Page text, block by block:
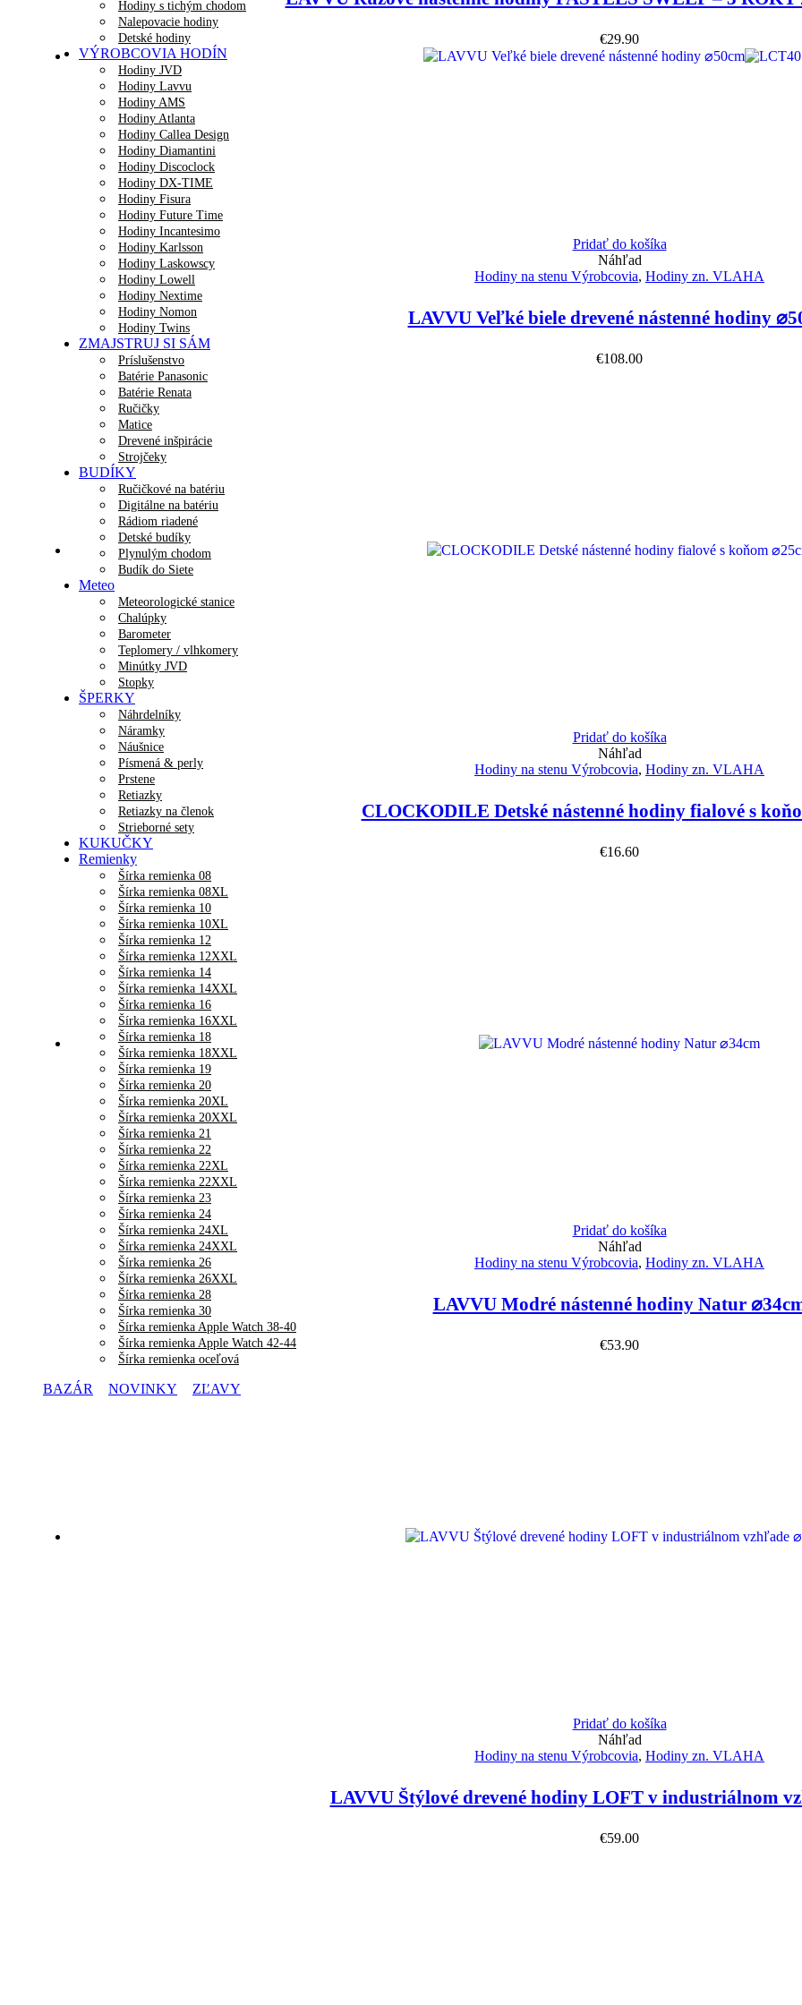
Hodiny s tichým chodom
Nalepovacie hodiny
Detské hodiny
VÝROBCOVIA HODÍN
Hodiny JVD
Hodiny Lavvu
Hodiny AMS
Hodiny Atlanta
Hodiny Callea Design
Hodiny Diamantini
Hodiny Discoclock
Hodiny DX-TIME
Hodiny Fisura
Hodiny Future Time
Hodiny Incantesimo
Hodiny Karlsson
Hodiny Laskowscy
Hodiny Lowell
Hodiny Nextime
Hodiny Nomon
Hodiny Twins
ZMAJSTRUJ SI SÁM
Príslušenstvo
Batérie Panasonic
Batérie Renata
Ručičky
Matice
Drevené inšpirácie
Strojčeky
BUDÍKY
Ručičkové na batériu
Digitálne na batériu
Rádiom riadené
Detské budíky
Plynulým chodom
Budík do Siete
Meteo
Meteorologické stanice
Chalúpky
Barometer
Teplomery / vlhkomery
Minútky JVD
Stopky
ŠPERKY
Náhrdelníky
Náramky
Náušnice
Písmená & perly
Prstene
Retiazky
Retiazky na členok
Strieborné sety
KUKUČKY
Remienky
Šírka remienka 08
Šírka remienka 08XL
Šírka remienka 10
Šírka remienka 10XL
Šírka remienka 12
Šírka remienka 12XXL
Šírka remienka 14
Šírka remienka 14XXL
Šírka remienka 16
Šírka remienka 16XXL
Šírka remienka 18
Šírka remienka 18XXL
Šírka remienka 19
Šírka remienka 20
Šírka remienka 20XL
Šírka remienka 20XXL
Šírka remienka 21
Šírka remienka 22
Šírka remienka 22XL
Šírka remienka 22XXL
Šírka remienka 23
Šírka remienka 24
Šírka remienka 24XL
Šírka remienka 24XXL
Šírka remienka 26
Šírka remienka 26XXL
Šírka remienka 28
Šírka remienka 30
Šírka remienka Apple Watch 38-40
Šírka remienka Apple Watch 42-44
Šírka remienka oceľová
BAZÁR NOVINKY ZĽAVY
€29.90
Pridať do košíka
Náhľad
Hodiny na stenu Výrobcovia, Hodiny zn. VLAHA
LAVVU Veľké biele drevené nástenné hodiny
€108.00
Pridať do košíka
Náhľad
Hodiny na stenu Výrobcovia, Hodiny zn. VLAHA
CLOCKODILE Detské nástenné hodiny fialové s
€16.60
Pridať do košíka
Náhľad
Hodiny na stenu Výrobcovia, Hodiny zn. VLAHA
LAVVU Modré nástenné hodiny Natur
€53.90
Pridať do košíka
Náhľad
Hodiny na stenu Výrobcovia, Hodiny zn. VLAHA
LAVVU Štýlové drevené hodiny LOFT v industriálnom
€59.00